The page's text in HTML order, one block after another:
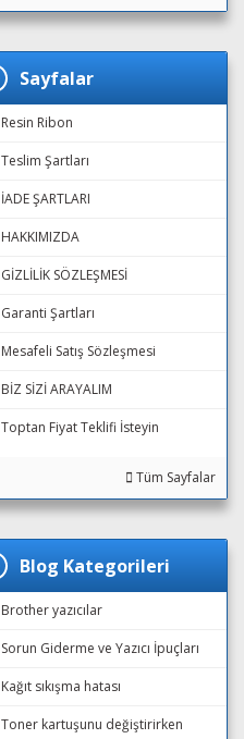
Sayfalar
Resin Ribon
Teslim Şartları
İADE ŞARTLARI
HAKKIMIZDA
GİZLİLİK SÖZLEŞMESİ
Garanti Şartları
Mesafeli Satış Sözleşmesi
BİZ SİZİ ARAYALIM
Toptan Fiyat Teklifi İsteyin
Tüm Sayfalar
Blog Kategorileri
Brother yazıcılar
Sorun Giderme ve Yazıcı İpuçları
Kağıt sıkışma hatası
Toner kartuşunu değiştirirken